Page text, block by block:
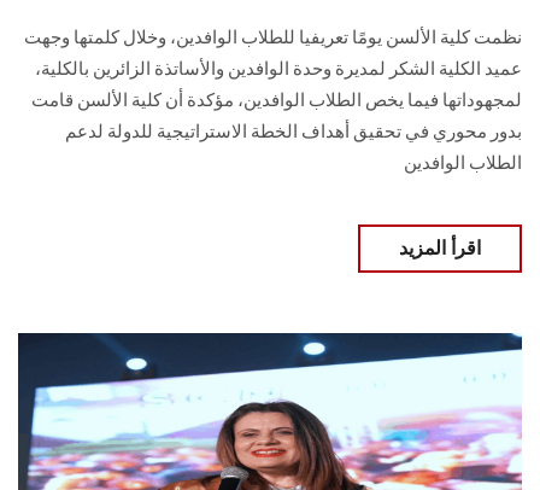
نظمت كلية الألسن يومًا تعريفيا للطلاب الوافدين، وخلال كلمتها وجهت
عميد الكلية الشكر لمديرة وحدة الوافدين والأساتذة الزائرين بالكلية،
لمجهوداتها فيما يخص الطلاب الوافدين، مؤكدة أن كلية الألسن قامت
بدور محوري في تحقيق أهداف الخطة الاستراتيجية للدولة لدعم
الطلاب الوافدين
اقرأ المزيد